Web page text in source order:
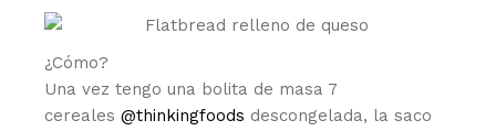
¿Cómo?
Una vez tengo una bolita de masa 7
cereales@thinkingfoods descongelada, la saco